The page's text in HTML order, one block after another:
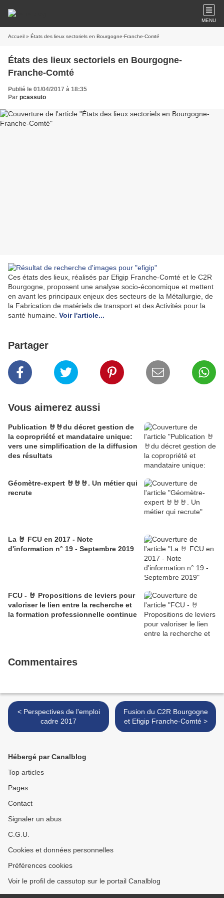
MENU
Accueil » États des lieux sectoriels en Bourgogne-Franche-Comté
États des lieux sectoriels en Bourgogne-
Franche-Comté
Publié le 01/04/2017 à 18:35
Par pcassuto
Ces états des lieux, réalisés par Efigip Franche-Comté et le C2R
Bourgogne, proposent une analyse socio-économique et mettent
en avant les principaux enjeux des secteurs de la Métallurgie, de
la Fabrication de matériels de transport et des Activités pour la
santé humaine. Voir l'article...
Partager
Vous aimerez aussi
Publication 🤘🤘du décret gestion de
la copropriété et mandataire unique:
vers une simplification de la diffusion
des résultats
Géomètre-expert 🤘🤘🤘. Un métier qui
recrute
La 🤘 FCU en 2017 - Note
d'information n° 19 - Septembre 2019
FCU - 🤘 Propositions de leviers pour
valoriser le lien entre la recherche et
la formation professionnelle continue
Commentaires
< Perspectives de l'emploi
cadre 2017
Fusion du C2R Bourgogne
et Efigip Franche-Comté >
Hébergé par Canalblog
Top articles
Pages
Contact
Signaler un abus
C.G.U.
Cookies et données personnelles
Préférences cookies
Voir le profil de cassutop sur le portail Canalblog